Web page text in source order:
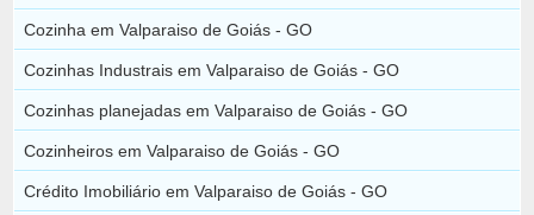
Cozinha em Valparaiso de Goiás - GO
Cozinhas Industrais em Valparaiso de Goiás - GO
Cozinhas planejadas em Valparaiso de Goiás - GO
Cozinheiros em Valparaiso de Goiás - GO
Crédito Imobiliário em Valparaiso de Goiás - GO